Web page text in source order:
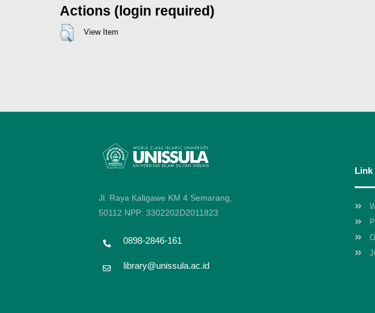
Actions (login required)
View Item
Jl. Raya Kaligawe KM 4 Semarang,
50112 NPP: 3302202D2011823
0898-2846-161
library@unissula.ac.id
Link